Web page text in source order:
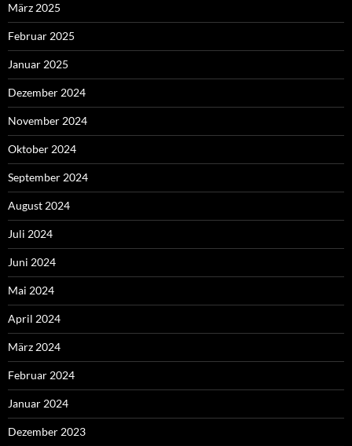
März 2025
Februar 2025
Januar 2025
Dezember 2024
November 2024
Oktober 2024
September 2024
August 2024
Juli 2024
Juni 2024
Mai 2024
April 2024
März 2024
Februar 2024
Januar 2024
Dezember 2023